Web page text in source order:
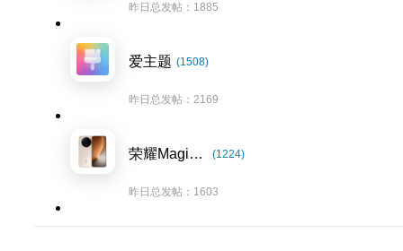
昨日总发帖：1885
爱主题 (1508)
昨日总发帖：2169
荣耀Magic8系列 (1224)
昨日总发帖：1603